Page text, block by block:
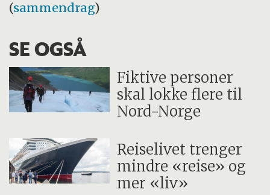
(sammendrag)
SE OGSÅ
Fiktive personer
skal lokke flere til
Nord-Norge
Reiselivet trenger
mindre «reise» og
mer «liv»